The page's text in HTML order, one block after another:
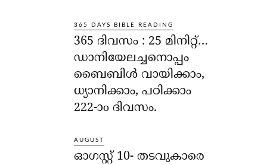
365 DAYS BIBLE READING
365 ദിവസം : 25 മിനിറ്റ്…
ഡാനിയേലച്ചനൊപ്പം
ബൈബിൾ വായിക്കാം,
ധ്യാനിക്കാം, പഠിക്കാം
222-ാo ദിവസം.
AUGUST
ഓഗസ്റ്റ് 10- തടവുകാരെ